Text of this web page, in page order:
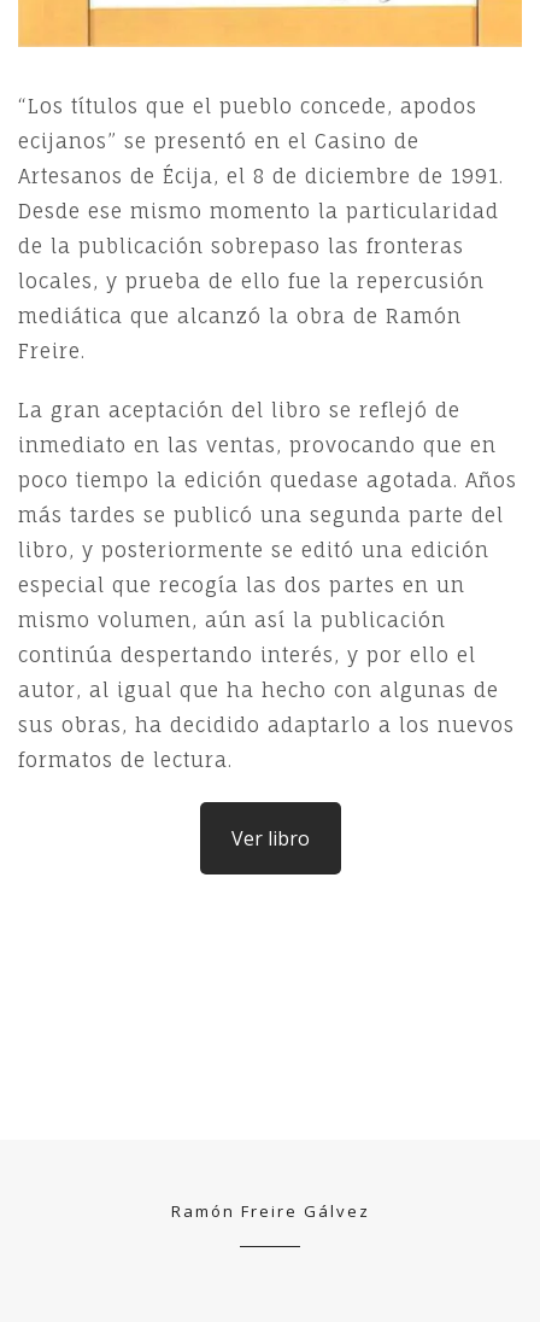
“Los títulos que el pueblo concede, apodos
ecijanos” se presentó en el Casino de
Artesanos de Écija, el 8 de diciembre de 1991.
Desde ese mismo momento la particularidad
de la publicación sobrepaso las fronteras
locales, y prueba de ello fue la repercusión
mediática que alcanzó la obra de Ramón
Freire.
La gran aceptación del libro se reflejó de
inmediato en las ventas, provocando que en
poco tiempo la edición quedase agotada. Años
más tardes se publicó una segunda parte del
libro, y posteriormente se editó una edición
especial que recogía las dos partes en un
mismo volumen, aún así la publicación
continúa despertando interés, y por ello el
autor, al igual que ha hecho con algunas de
sus obras, ha decidido adaptarlo a los nuevos
formatos de lectura.
Ver libro
Ramón Freire Gálvez